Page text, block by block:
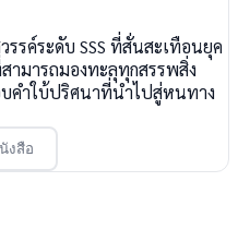
รค์ระดับ SSS ที่สั่นสะเทือนยุค
ามารถมองทะลุทุกสรรพสิ่ง
คำใบ้ปริศนาที่นำไปสู่หนทาง
งสือ